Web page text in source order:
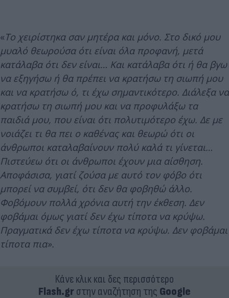
«Το χειρίστηκα σαν μητέρα και μόνο. Στο δικό μου
μυαλό θεωρούσα ότι είναι όλα προφανή, μετά
κατάλαβα ότι δεν είναι… Και κατάλαβα ότι ή θα βγω
να εξηγήσω ή θα πρέπει να κρατήσω τη σιωπή μου
και να κρατήσω ό, τι έχω σημαντικότερο. Διάλεξα να
κρατήσω τη σιωπή μου και να προφυλάξω τα
παιδιά μου, που είναι ότι πολυτιμότερο έχω. Δε με
νοιάζει τι θα πει ο καθένας και θεωρώ ότι οι
άνθρωποι καταλαβαίνουν πολύ καλά τι γίνεται…
Πιστεύεω ότι οι άνθρωποι έχουν μια αίσθηση.
Αποφάσισα, γιατί ζούσα με αυτό τον φόβο ότι
μπορεί να συμβεί, ότι δεν θα φοβηθώ άλλο.
Φοβόμουν πολλά χρόνια αυτή την έκθεση. Δεν
φοβάμαι όμως γιατί δεν έχω τίποτα να κρύψω.
Πραγματικά δεν έχω τίποτα να κρύψω. Δεν φοβάμαι
τίποτα πια».
Κάνε κλικ και δες περισσότερο
Flash.grστην αναζήτηση της Google